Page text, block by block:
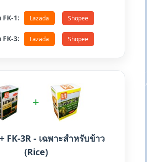
FK-1: Lazada Shopee
FK-3: Lazada Shopee
+
FK-3R - เฉพาะสำหรับข้าว
(Rice)